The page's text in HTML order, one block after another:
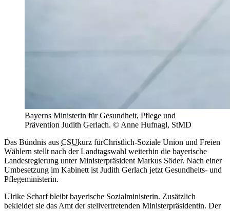
Bayerns Ministerin für Gesundheit, Pflege und
Prävention Judith Gerlach. © Anne Hufnagl, StMD
Das Bündnis aus CSUkurz fürChristlich-Soziale Union und Freien
Wählern stellt nach der Landtagswahl weiterhin die bayerische
Landesregierung unter Ministerpräsident Markus Söder. Nach einer
Umbesetzung im Kabinett ist Judith Gerlach jetzt Gesundheits- und
Pflegeministerin.
Ulrike Scharf bleibt bayerische Sozialministerin. Zusätzlich
bekleidet sie das Amt der stellvertretenden Ministerpräsidentin. Der